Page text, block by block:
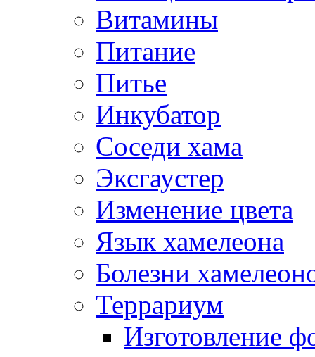
Витамины
Питание
Питье
Инкубатор
Соседи хама
Эксгаустер
Изменение цвета
Язык хамелеона
Болезни
Террариум
Изготовление